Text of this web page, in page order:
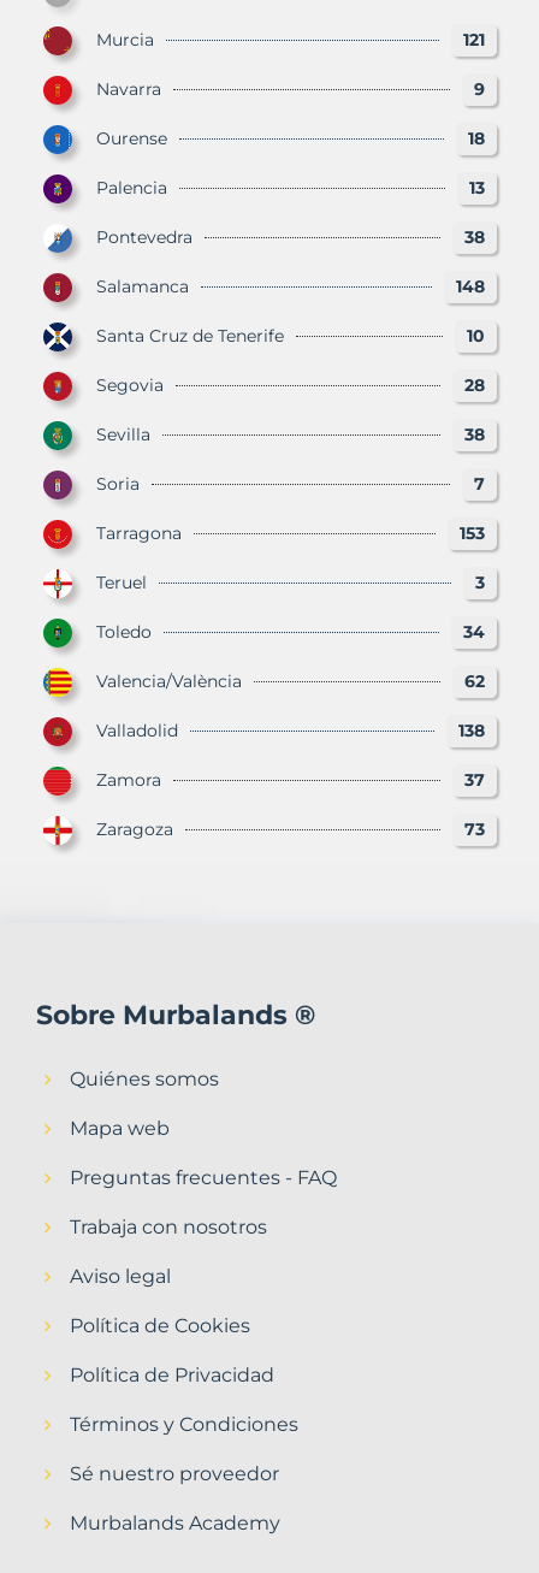
Murcia 121
Navarra 9
Ourense 18
Palencia 13
Pontevedra 38
Salamanca 148
Santa Cruz de Tenerife 10
Segovia 28
Sevilla 38
Soria 7
Tarragona 153
Teruel 3
Toledo 34
Valencia/València 62
Valladolid 138
Zamora 37
Zaragoza 73
Sobre Murbalands ®
Quiénes somos
Mapa web
Preguntas frecuentes - FAQ
Trabaja con nosotros
Aviso legal
Política de Cookies
Política de Privacidad
Términos y Condiciones
Sé nuestro proveedor
Murbalands Academy